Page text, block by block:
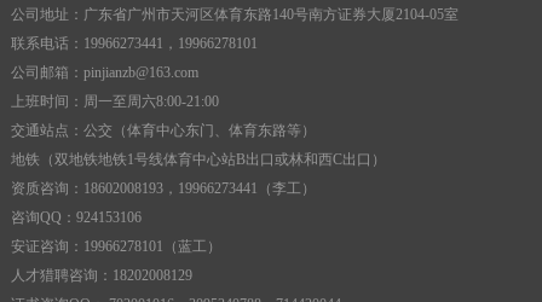
公司地址：广东省广州市天河区体育东路140号南方证券大厦2104-05室
联系电话：19966273441，19966278101
公司邮箱：pinjianzb@163.com
上班时间：周一至周六8:00-21:00
交通站点：公交（体育中心东门、体育东路等）
地铁（双地铁地铁1号线体育中心站B出口或林和西C出口）
资质咨询：18602008193，19966273441（李工）
咨询QQ：924153106
安证咨询：19966278101（蓝工）
人才猎聘咨询：18202008129